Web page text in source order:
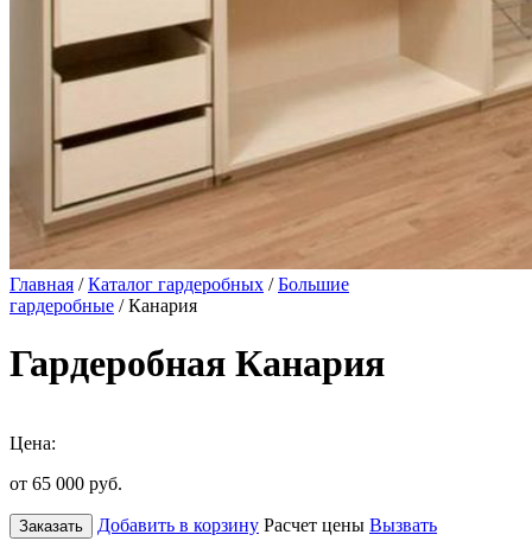
Главная /Каталог гардеробных /Большие
гардеробные / Канария
Гардеробная Канария
Цена:
от 65 000 руб.
Заказать Добавить в корзину Расчет цены Вызвать